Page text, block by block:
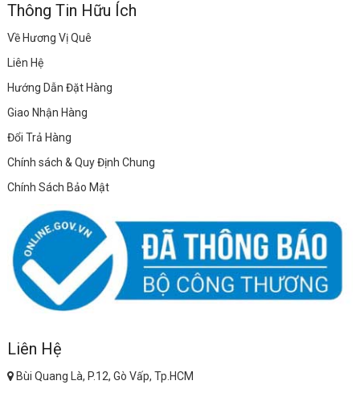
Thông Tin Hữu Ích
Về Hương Vị Quê
Liên Hệ
Hướng Dẫn Đặt Hàng
Giao Nhận Hàng
Đổi Trả Hàng
Chính sách & Quy Định Chung
Chính Sách Bảo Mật
Liên Hệ
Bùi Quang Là, P.12, Gò Vấp, Tp.HCM